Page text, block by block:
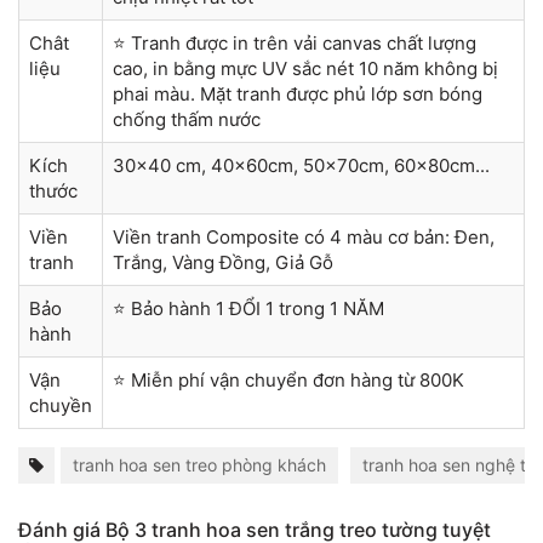
Chât
liệu
⭐ Tranh được in trên vải canvas chất lượng
cao, in bằng mực UV sắc nét 10 năm không bị
phai màu. Mặt tranh được phủ lớp sơn bóng
chống thấm nước
Kích
thước
30x40 cm, 40x60cm, 50x70cm, 60x80cm...
Viền
tranh
Viền tranh Composite có 4 màu cơ bản: Đen,
Trắng, Vàng Đồng, Giả Gỗ
Bảo
hành
⭐ Bảo hành 1 ĐỔI 1 trong 1 NĂM
Vận
chuyền
⭐ Miễn phí vận chuyển đơn hàng từ 800K
tranh hoa sen treo phòng khách tranh hoa sen nghệ
Đánh giá Bộ 3 tranh hoa sen trắng treo tường tuyệt